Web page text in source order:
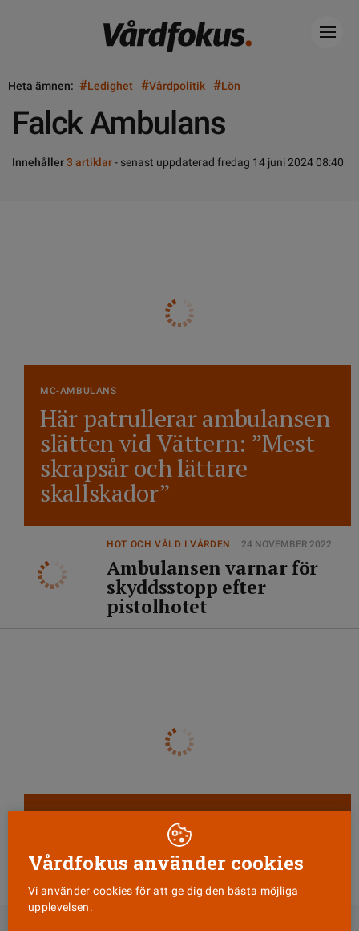
Heta ämnen: #Ledighet #Vårdpolitik #Lön
Falck Ambulans
Innehåller3 artiklar- senast uppdaterad fredag 14 juni 2024 08:40
MC-AMBULANS
Här patrullerar ambulansen
slätten vid Vättern: ”Mest
skrapsår och lättare
skallskador”
HOT OCH VÅLD I VÅRDEN 24 NOVEMBER 2022
Ambulansen varnar för
skyddsstopp efter
pistolhotet
”De har noll respekt för
andra människors liv”
Vårdfokus använder cookies
Vi använder cookies för att ge dig den bästa möjliga
upplevelsen.